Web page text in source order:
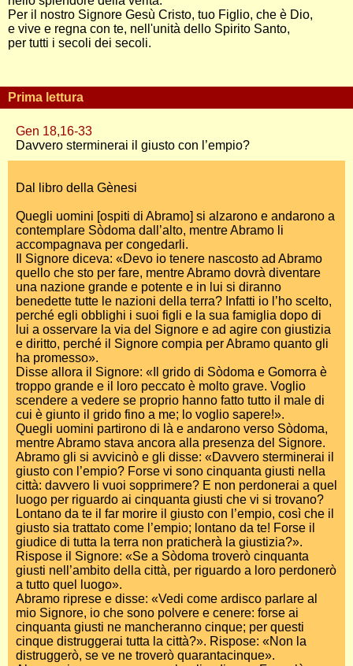
Per il nostro Signore Gesù Cristo, tuo Figlio, che è Dio,
e vive e regna con te, nell'unità dello Spirito Santo,
per tutti i secoli dei secoli.
Prima lettura
Gen 18,16-33
Davvero sterminerai il giusto con l’empio?
Dal libro della Gènesi
Quegli uomini [ospiti di Abramo] si alzarono e andarono a
contemplare Sòdoma dall’alto, mentre Abramo li
accompagnava per congedarli.
Il Signore diceva: «Devo io tenere nascosto ad Abramo
quello che sto per fare, mentre Abramo dovrà diventare
una nazione grande e potente e in lui si diranno
benedette tutte le nazioni della terra? Infatti io l’ho scelto,
perché egli obblighi i suoi figli e la sua famiglia dopo di
lui a osservare la via del Signore e ad agire con giustizia
e diritto, perché il Signore compia per Abramo quanto gli
ha promesso».
Disse allora il Signore: «Il grido di Sòdoma e Gomorra è
troppo grande e il loro peccato è molto grave. Voglio
scendere a vedere se proprio hanno fatto tutto il male di
cui è giunto il grido fino a me; lo voglio sapere!».
Quegli uomini partirono di là e andarono verso Sòdoma,
mentre Abramo stava ancora alla presenza del Signore.
Abramo gli si avvicinò e gli disse: «Davvero sterminerai il
giusto con l’empio? Forse vi sono cinquanta giusti nella
città: davvero li vuoi sopprimere? E non perdonerai a quel
luogo per riguardo ai cinquanta giusti che vi si trovano?
Lontano da te il far morire il giusto con l’empio, così che il
giusto sia trattato come l’empio; lontano da te! Forse il
giudice di tutta la terra non praticherà la giustizia?».
Rispose il Signore: «Se a Sòdoma troverò cinquanta
giusti nell’ambito della città, per riguardo a loro perdonerò
a tutto quel luogo».
Abramo riprese e disse: «Vedi come ardisco parlare al
mio Signore, io che sono polvere e cenere: forse ai
cinquanta giusti ne mancheranno cinque; per questi
cinque distruggerai tutta la città?». Rispose: «Non la
distruggerò, se ve ne troverò quarantacinque».